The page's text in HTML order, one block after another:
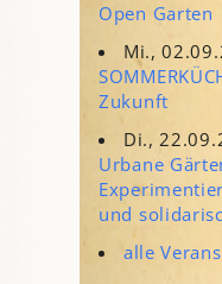
Open Garten
Mi.,
Zukunft
Di.,
Urbane
und
alle